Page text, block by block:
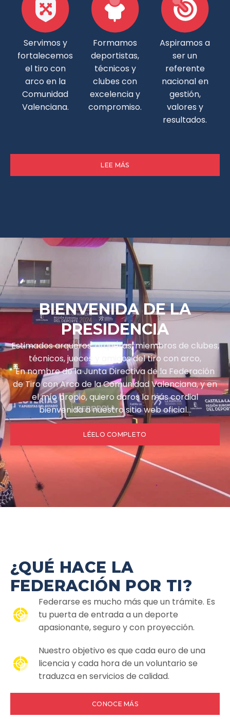
Servimos y
fortalecemos
el tiro con
arco en la
Comunidad
Valenciana.
Formamos
deportistas,
técnicos y
clubes con
excelencia y
compromiso.
Aspiramos a
ser un
referente
nacional en
gestión,
valores y
resultados.
LEE MÁS
BIENVENIDA DE LA
PRESIDENCIA
Estimados arqueros, arqueras, miembros de clubes,
técnicos, jueces y amigos del tiro con arco,
En nombre de la Junta Directiva de la Federación
de Tiro con Arco de la Comunidad Valenciana, y en
el mío propio, quiero daros la más cordial
bienvenida a nuestro sitio web oficial…
LÉELO COMPLETO
¿QUÉ HACE LA
FEDERACIÓN POR TI?
Federarse es mucho más que un trámite. Es
tu puerta de entrada a un deporte
apasionante, seguro y con proyección.
Nuestro objetivo es que cada euro de una
licencia y cada hora de un voluntario se
traduzca en servicios de calidad.
CONOCE MÁS